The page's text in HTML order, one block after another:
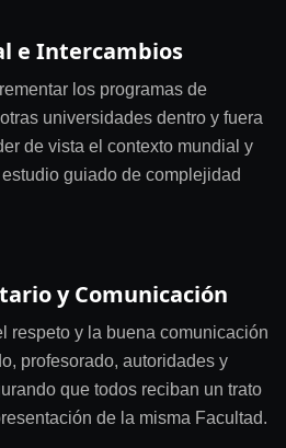
e Intercambios
los programas de
universidades dentro y fuera
de vista el contexto mundial y
guiado de complejidad
y Comunicación
respeto y la buena comunicación
profesorado, autoridades y
que todos reciban un trato
de la misma Facultad.